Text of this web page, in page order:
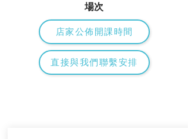
場次
店家公佈開課時間
直接與我們聯繫安排